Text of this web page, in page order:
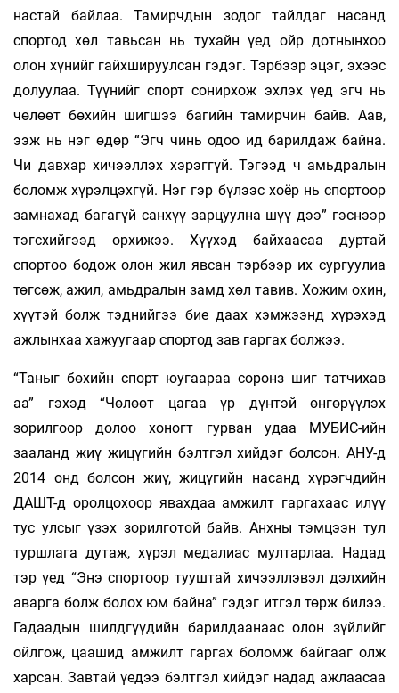
настай байлаа. Тамирчдын зодог тайлдаг насанд
спортод хөл тавьсан нь тухайн үед ойр дотнынхоо
олон хүнийг гайхшируулсан гэдэг. Тэрбээр эцэг, эхээс
долуулаа. Түүнийг спорт сонирхож эхлэх үед эгч нь
чөлөөт бөхийн шигшээ багийн тамирчин байв. Аав,
ээж нь нэг өдөр “Эгч чинь одоо ид барилдаж байна.
Чи давхар хичээллэх хэрэггүй. Тэгээд ч амьдралын
боломж хүрэлцэхгүй. Нэг гэр бүлээс хоёр нь спортоор
замнахад багагүй санхүү зарцуулна шүү дээ” гэснээр
тэгсхийгээд орхижээ. Хүүхэд байхаасаа дуртай
спортоо бодож олон жил явсан тэрбээр их сургуулиа
төгсөж, ажил, амьдралын замд хөл тавив. Хожим охин,
хүүтэй болж тэднийгээ бие даах хэмжээнд хүрэхэд
ажлынхаа хажуугаар спортод зав гаргах болжээ.
“Таныг бөхийн спорт юугаараа соронз шиг татчихав
аа” гэхэд “Чөлөөт цагаа үр дүнтэй өнгөрүүлэх
зорилгоор долоо хоногт гурван удаа МУБИС-ийн
зааланд жиү жицүгийн бэлтгэл хийдэг болсон. АНУ-д
2014 онд болсон жиү, жицүгийн насанд хүрэгчдийн
ДАШТ-д оролцохоор явахдаа амжилт гаргахаас илүү
тус улсыг үзэх зорилготой байв. Анхны тэмцээн тул
туршлага дутаж, хүрэл медалиас мултарлаа. Надад
тэр үед “Энэ спортоор тууштай хичээллэвэл дэлхийн
аварга болж болох юм байна” гэдэг итгэл төрж билээ.
Гадаадын шилдгүүдийн барилдаанаас олон зүйлийг
ойлгож, цаашид амжилт гаргах боломж байгааг олж
харсан. Завтай үедээ бэлтгэл хийдэг надад ажлаасаа